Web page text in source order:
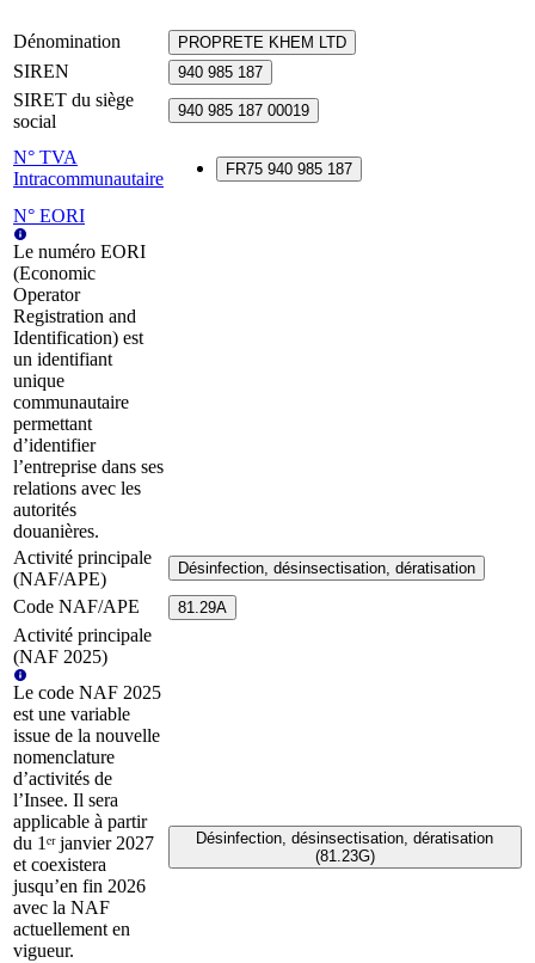
Dénomination PROPRETE KHEM LTD
SIREN 940 985 187
SIRET du siège
social
940 985 187 00019
N° TVA
Intracommunautaire
FR75 940 985 187
N° EORI
Le numéro EORI
(Economic
Operator
Registration and
Identification) est
un identifiant
unique
communautaire
permettant
d’identifier
l’entreprise dans ses
relations avec les
autorités
douanières.
Activité principale
(NAF/APE)
Désinfection, désinsectisation, dératisation
Code NAF/APE 81.29A
Activité principale
(NAF 2025)
Le code NAF 2025
est une variable
issue de la nouvelle
nomenclature
d’activités de
l’Insee. Il sera
applicable à partir
du 1ᵉʳ janvier 2027
et coexistera
jusqu’en fin 2026
avec la NAF
actuellement en
vigueur.
Désinfection, désinsectisation, dératisation
(81.23G)